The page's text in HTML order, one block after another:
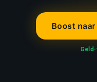
Boost